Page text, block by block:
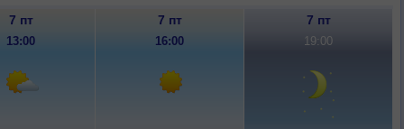
7 пт 7 пт 7 пт
13:00 16:00 19:00